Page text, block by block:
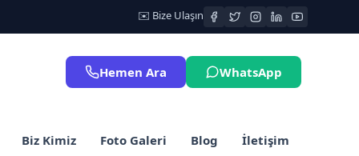
✉️ Bize Ulaşın
Biz Kimiz Foto Galeri Blog İletişim
Hemen Ara WhatsApp